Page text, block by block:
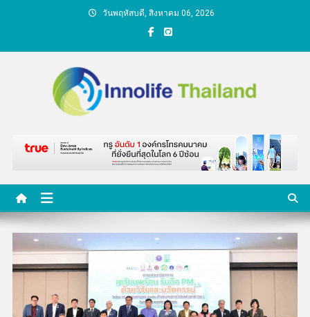
วันพฤหัสบดี, สิงหาคม 06, 2026
คนกับความคิด ชีวิตกับ
นวัตกรรม